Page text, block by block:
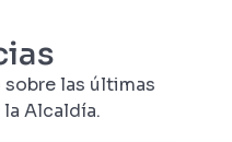
las últimas
Alcaldía.